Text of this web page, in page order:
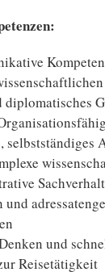
diplomatisches
selbstständiges
und
Reisetätigkeit